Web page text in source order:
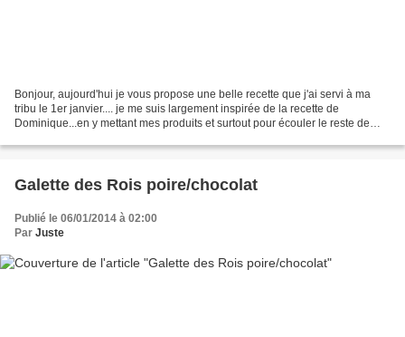
Bonjour, aujourd'hui je vous propose une belle recette que j'ai servi à ma
tribu le 1er janvier.... je me suis largement inspirée de la recette de
Dominique...en y mettant mes produits et surtout pour écouler le reste de
Galette des Rois poire/chocolat
Publié le 06/01/2014 à 02:00
Par Juste